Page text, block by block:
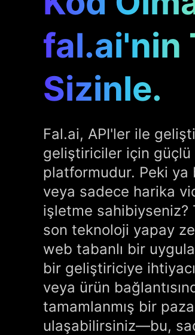
fal.ai'nin
Sizinle.
Fal.ai, API'ler ile
geliştiriciler için
platformudur. Peki ya
veya sadece harika
işletme sahibiyseniz?
son teknoloji yapay
web tabanlı bir
bir geliştiriciye
veya ürün
tamamlanmış bir
ulaşabilirsiniz—bu,